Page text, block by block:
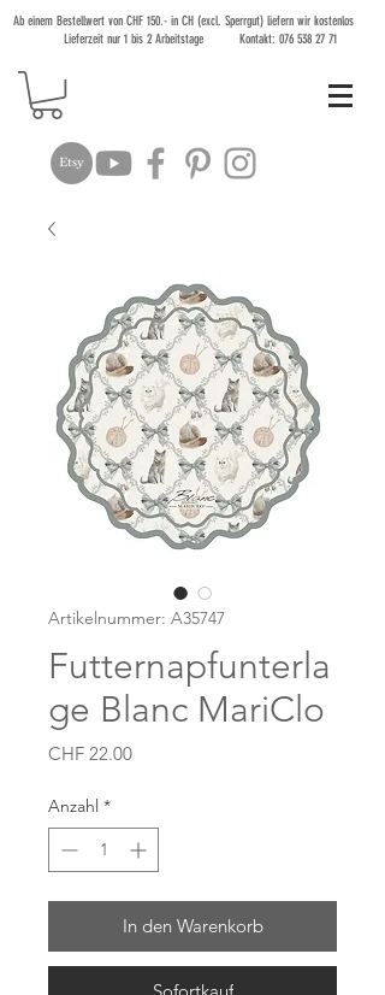
Ab einem Bestellwert von CHF 150.- in CH (excl. Sperrgut) liefern wir kostenlos
Lieferzeit nur 1 bis 2 Arbeitstage Kontakt: 076 538 27 71
Artikelnummer: A35747
Futternapfunterla
ge Blanc MariClo
CHF 22.00Preis
Anzahl *
In den Warenkorb